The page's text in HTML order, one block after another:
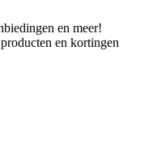
en meer!
en kortingen